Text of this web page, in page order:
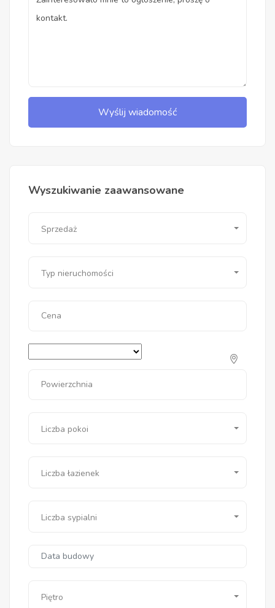
Wyślij wiadomość
Wyszukiwanie zaawansowane
Sprzedaż
Typ nieruchomości
Cena
Powierzchnia
Liczba pokoi
Liczba łazienek
Liczba sypialni
Piętro